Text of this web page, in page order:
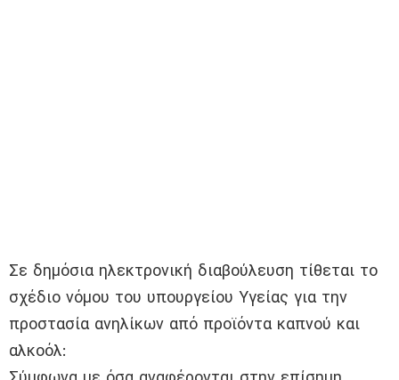
Σε δημόσια ηλεκτρονική διαβούλευση τίθεται το
σχέδιο νόμου του υπουργείου Υγείας για την
προστασία ανηλίκων από προϊόντα καπνού και
αλκοόλ: